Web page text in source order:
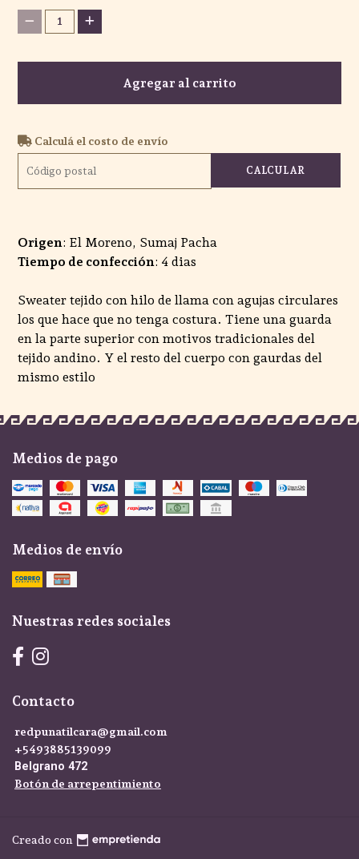
1
Agregar al carrito
Calculá el costo de envío
CALCULAR
Origen: El Moreno, Sumaj Pacha
Tiempo de confección: 4 dias
Sweater tejido con hilo de llama con agujas circulares
los que hace que no tenga costura. Tiene una guarda
en la parte superior con motivos tradicionales del
tejido andino. Y el resto del cuerpo con gaurdas del
mismo estilo
Medios de pago
Medios de envío
Nuestras redes sociales
Contacto
redpunatilcara@gmail.com
+5493885139099
Belgrano 472
Botón de arrepentimiento
Creado con